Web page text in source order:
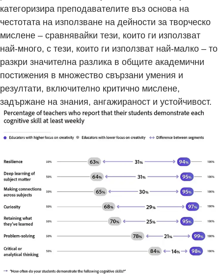
категоризира преподавателите въз основа на
честотата на използване на дейности за творческо
мислене – сравнявайки тези, които ги използват
най-много, с тези, които ги използват най-малко – то
разкри значителна разлика в общите академични
постижения в множество свързани умения и
резултати, включително критично мислене,
задържане на знания, ангажираност и устойчивост.